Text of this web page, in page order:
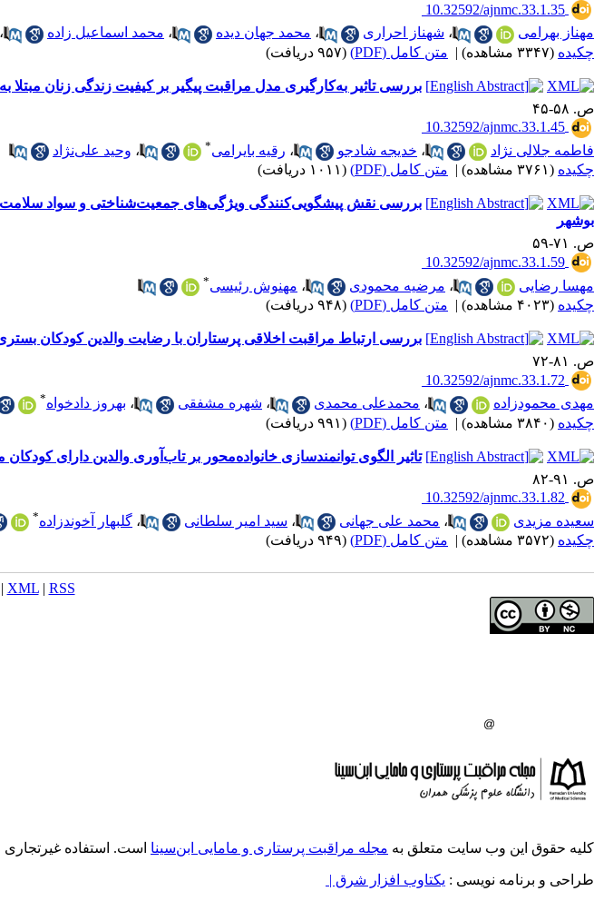
‎ 10.32592/ajnmc.33.1.35
مهناز بهرامی
، شهناز احراری ، محمد جهان دیده ، محمد اسماعیل زاده ،
چکیده (۳۳۴۷ مشاهده) | متن کامل (PDF) (۹۵۷ دریافت)
بررسی تاثیر به‌کارگیری مدل مراقبت پیگیر بر کیفیت زندگی زنان مبتلا
ص. ۵۸-۴۵
‎ 10.32592/ajnmc.33.1.45
فاطمه جلالی نژاد
، خدیجه شادجو ، رقیه بایرامی* ، وحید علی‌نژاد
چکیده (۳۷۶۱ مشاهده) | متن کامل (PDF) (۱۰۱۱ دریافت)
بررسی نقش پیشگویی‌کنندگی ویژگی‌های جمعیت‌شناختی و سواد
بوشهر
ص. ۷۱-۵۹
‎ 10.32592/ajnmc.33.1.59
مهسا رضایی
، مرضیه محمودی ، مهنوش رئیسی*
چکیده (۴۰۲۳ مشاهده) | متن کامل (PDF) (۹۴۸ دریافت)
بررسی ارتباط مراقبت اخلاقی پرستاران با رضایت والدین کودکان بستری در بیمارستان
ص. ۸۱-۷۲
‎ 10.32592/ajnmc.33.1.72
مهدی محمودزاده
، محمدعلی محمدی ، شهره مشفقی ، بهروز دادخواه*
چکیده (۳۸۴۰ مشاهده) | متن کامل (PDF) (۹۹۱ دریافت)
تاثیر الگوی توانمندسازی خانواده‌محور بر تاب‌آوری والدین دارای
ص. ۹۱-۸۲
‎ 10.32592/ajnmc.33.1.82
سعیده مزیدی
، محمد علی جهانی ، سید امیر سلطانی ، گلبهار آخوندزاده*
چکیده (۳۵۷۲ مشاهده) | متن کامل (PDF) (۹۴۹ دریافت)
XML| RSS
کلیه حقوق این وب سایت متعلق به مجله مراقبت پرستاری و مامایی ابن‌سینا است. استفاده
طراحی و برنامه نویسی : یکتاوب افزار شرق |